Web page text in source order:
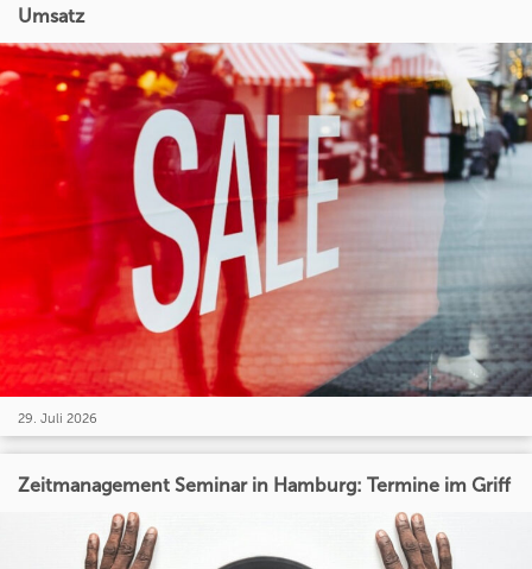
Umsatz
29. Juli 2026
Zeitmanagement Seminar in Hamburg: Termine im Griff